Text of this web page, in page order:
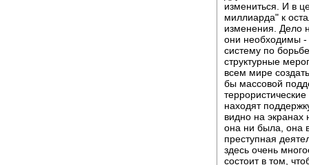
измениться. И в
миллиарда" к
изменения. Дело
они необходимы -
систему по
структурные
всем мире
бы массовой
находят
видно на экранах
она ни была, она
преступная
здесь очень
состоит в том,